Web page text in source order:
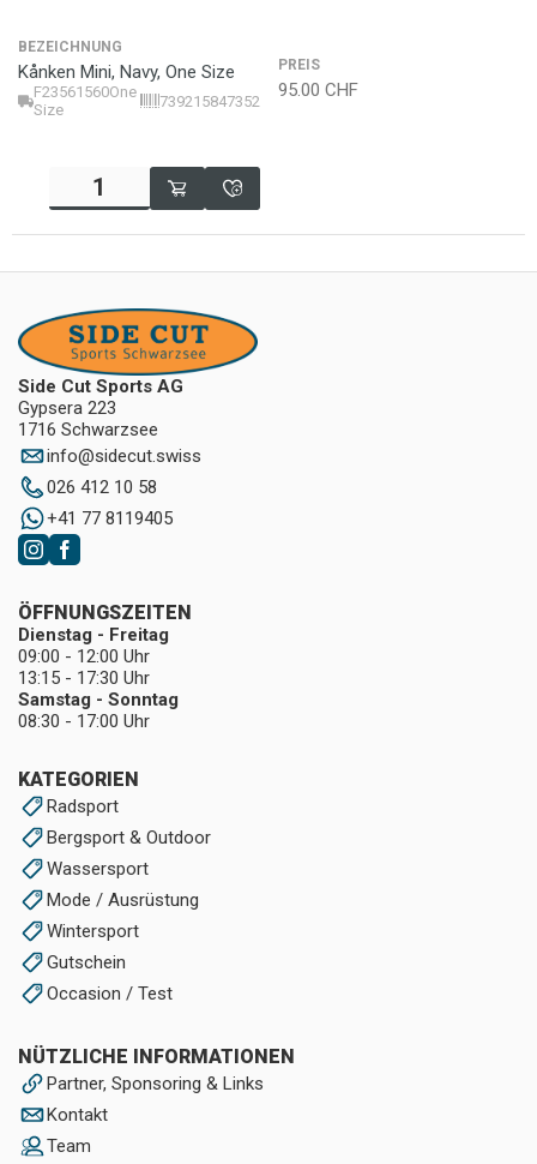
BEZEICHNUNG
Kånken Mini, Navy, One Size
F23561560One
Size
7392158473526
PREIS
95.00 CHF
Side Cut Sports AG
Gypsera 223
1716 Schwarzsee
info@sidecut.swiss
026 412 10 58
+41 77 8119405
KATEGORIEN
Radsport
Bergsport & Outdoor
Wassersport
Mode / Ausrüstung
Wintersport
Gutschein
Occasion / Test
NÜTZLICHE INFORMATIONEN
Partner, Sponsoring & Links
Kontakt
Team
ÖFFNUNGSZEITEN
Dienstag - Freitag
09:00 - 12:00 Uhr
13:15 - 17:30 Uhr
Samstag - Sonntag
08:30 - 17:00 Uhr